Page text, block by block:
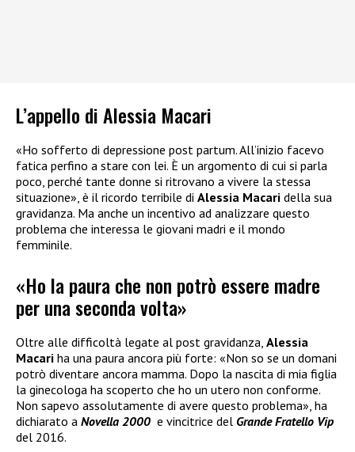
L’appello di Alessia Macari
«Ho sofferto di depressione post partum. All’inizio facevo
fatica perfino a stare con lei. È un argomento di cui si parla
poco, perché tante donne si ritrovano a vivere la stessa
situazione», è il ricordo terribile di Alessia Macari della sua
gravidanza. Ma anche un incentivo ad analizzare questo
problema che interessa le giovani madri e il mondo
femminile.
«Ho la paura che non potrò essere madre
per una seconda volta»
Oltre alle difficoltà legate al post gravidanza, Alessia
Macari ha una paura ancora più forte: «Non so se un domani
potrò diventare ancora mamma. Dopo la nascita di mia figlia
la ginecologa ha scoperto che ho un utero non conforme.
Non sapevo assolutamente di avere questo problema», ha
dichiarato a Novella 2000 e vincitrice del Grande Fratello Vip
del 2016.